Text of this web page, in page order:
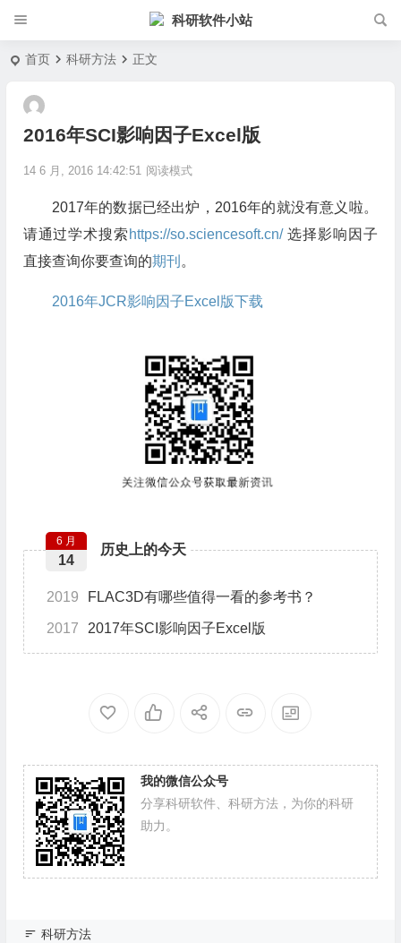
科研软件小站
首页 科研方法 正文
2016年SCI影响因子Excel版
14 6 月, 2016 14:42:51 阅读模式
2017年的数据已经出炉，2016年的就没有意义啦。
请通过学术搜索 https://so.sciencesoft.cn/选择影响因子
直接查询你要查询的期刊 。
2016年JCR影响因子Excel版下载
历史上的今天
6 月
14
2019 FLAC3D有哪些值得一看的参考书？
2017 2017年SCI影响因子Excel版
我的微信公众号
分享科研软件、科研方法，为你的科研
助力。
科研方法